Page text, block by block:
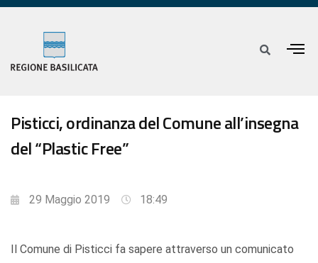
Pisticci, ordinanza del Comune all’insegna
del “Plastic Free”
29 Maggio 2019 18:49
Il Comune di Pisticci fa sapere attraverso un comunicato